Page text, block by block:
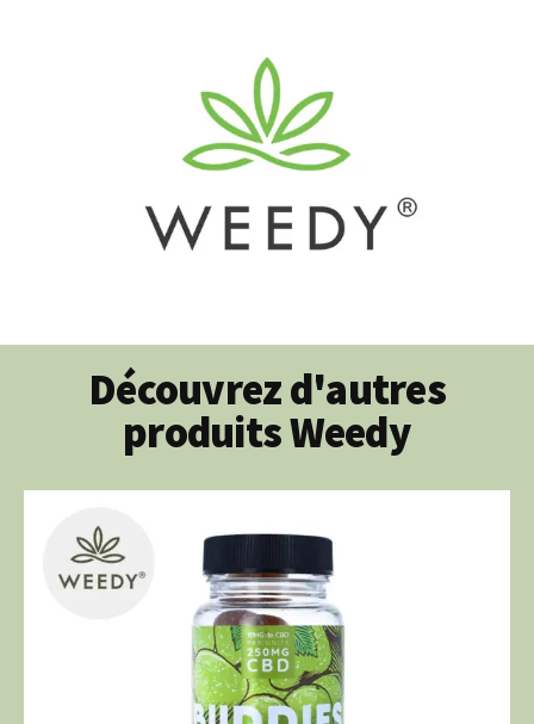
Découvrez d'autres
produits Weedy